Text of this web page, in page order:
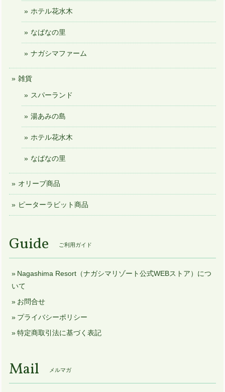
ホテル花水木
なばなの里
ナガシマファーム
雑貨
スパーランド
湯あみの島
ホテル花水木
なばなの里
オリーブ商品
ピーターラビット商品
Guide ご利用ガイド
Nagashima Resort（ナガシマリゾート公式WEBストア）につ
いて
お問合せ
プライバシーポリシー
特定商取引法に基づく表記
Mail メルマガ